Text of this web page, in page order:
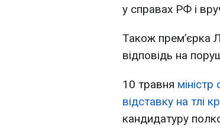
у справах РФ і
Також премʼєрка
відповідь на
10 травня
відставку на тлі
кандидатуру